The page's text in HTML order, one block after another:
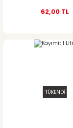
62,00 TL
TÜKENDİ